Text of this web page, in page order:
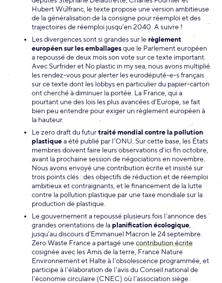
Hubert Wulfranc, le texte propose une version ambitieuse
de la généralisation de la consigne pour réemploi et des
trajectoires de réemploi jusqu’en 2040. A suivre !
Les divergences sont si grandes sur le règlement
européen sur les emballagesque le Parlement européen
a repoussé de deux mois son vote sur ce texte important.
Avec Surfrider et No plastic in my sea, nous avons multiplié
les rendez-vous pour alerter les eurodéputé-e-s français
sur ce texte dont les lobbys en particulier du papier-carton
ont cherché à diminuer la portée. La France, qui a
pourtant une des lois les plus avancées d’Europe, se fait
bien peu entendre pour exiger un règlement européen à
la hauteur.
Le zero draft du futurtraité mondial contre la pollution
plastiquea été publié par l’ONU. Sur cette base, les États
membres doivent faire leurs observations d’ici fin octobre,
avant la prochaine session de négociations en novembre.
Nous avons envoyé une contribution écrite et insisté sur
trois points clés : des objectifs de réduction et de réemploi
ambitieux et contraignants, et le financement de la lutte
contre la pollution plastique par une taxe mondiale sur la
production de plastique.
Le gouvernement a repoussé plusieurs fois l’annonce des
grandes orientations de laplanification écologique
jusqu’au discours d’Emmanuel Macron le 24 septembre.
Zero Waste France a partagé une contribution écrite
cosignée avec les Amis de la terre, France Nature
Environnement et Halte à l’obsolescence programmée, et
participe à l’élaboration de l’avis du Conseil national de
l’économie circulaire (CNEC) où l’association siège.